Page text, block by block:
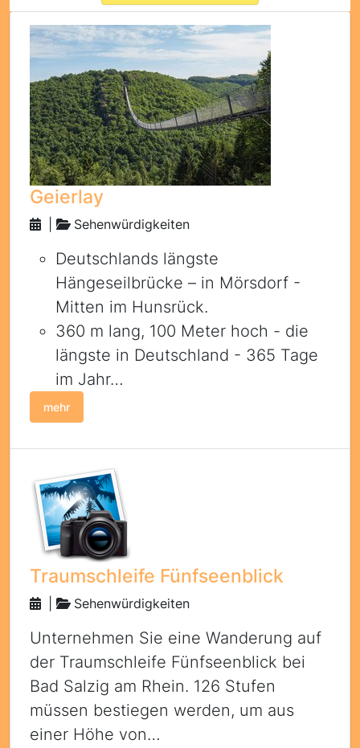
Geierlay
Sehenwürdigkeiten
Deutschlands längste
Hängeseilbrücke – in Mörsdorf -
Mitten im Hunsrück.
360 m lang, 100 Meter hoch - die
längste in Deutschland - 365 Tage
im Jahr…
mehr
Traumschleife Fünfseenblick
Sehenwürdigkeiten
Unternehmen Sie eine Wanderung auf
der Traumschleife Fünfseenblick bei
Bad Salzig am Rhein. 126 Stufen
müssen bestiegen werden, um aus
einer Höhe von…